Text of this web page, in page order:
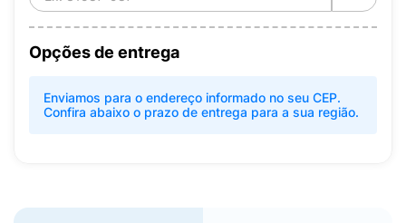
Opções de entrega
Enviamos para o endereço informado no seu CEP.
Confira abaixo o prazo de entrega para a sua região.